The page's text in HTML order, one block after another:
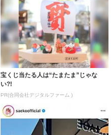
宝くじ当たる人は“たまたま”じゃな
い?!
PR(合同会社デジタルファーム )